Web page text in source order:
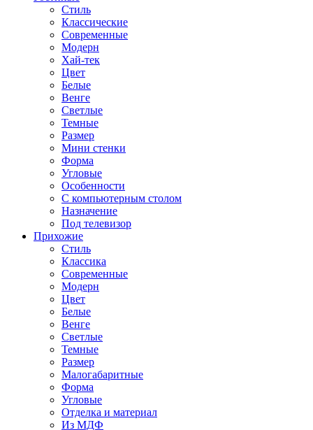
Стиль
Классические
Современные
Модерн
Хай-тек
Цвет
Белые
Венге
Светлые
Темные
Размер
Мини стенки
Форма
Угловые
Особенности
С компьютерным столом
Назначение
Под телевизор
Прихожие
Стиль
Классика
Современные
Модерн
Цвет
Белые
Венге
Светлые
Темные
Размер
Малогабаритные
Форма
Угловые
Отделка и материал
Из МДФ